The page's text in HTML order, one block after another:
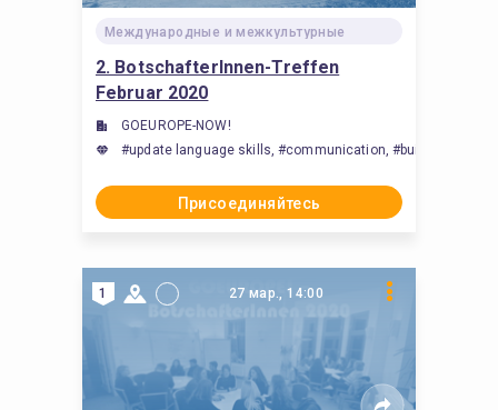
Международные и межкультурные
2. BotschafterInnen-Treffen
Februar 2020
GOEUROPE-NOW!
#update language skills, #communication, #build
Присоединяйтесь
1 27 мар., 14:00